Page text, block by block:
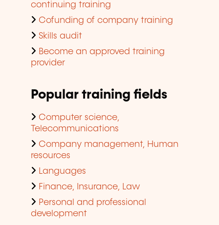
continuing training
Cofunding of company training
Skills audit
Become an approved training
provider
Popular training fields
Computer science,
Telecommunications
Company management, Human
resources
Languages
Finance, Insurance, Law
Personal and professional
development